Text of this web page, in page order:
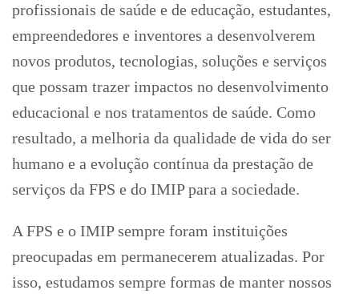
profissionais de saúde e de educação, estudantes,
empreendedores e inventores a desenvolverem
novos produtos, tecnologias, soluções e serviços
que possam trazer impactos no desenvolvimento
educacional e nos tratamentos de saúde. Como
resultado, a melhoria da qualidade de vida do ser
humano e a evolução contínua da prestação de
serviços da FPS e do IMIP para a sociedade.
A FPS e o IMIP sempre foram instituições
preocupadas em permanecerem atualizadas. Por
isso, estudamos sempre formas de manter nossos